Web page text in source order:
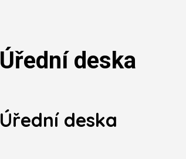
Úřední deska
Úřední deska